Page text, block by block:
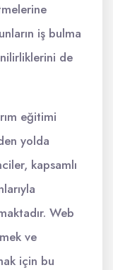
iş bulma
de
eğitimi
yolda
kapsamlı
Web
ve
için bu